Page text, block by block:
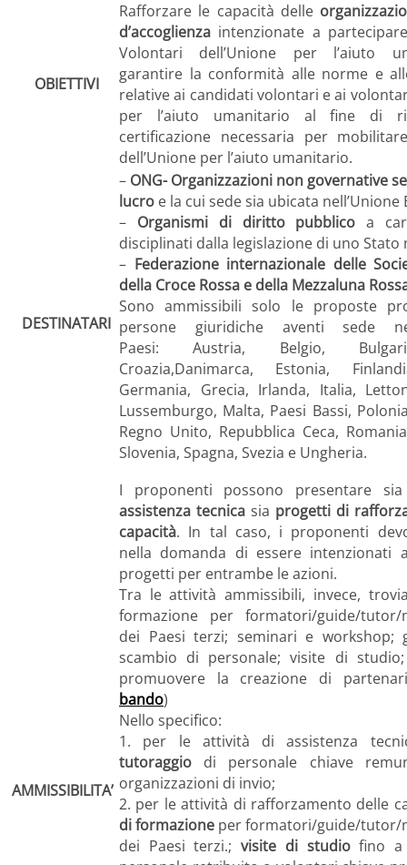
OBIETTIVI
Rafforzare le capacità delle
d’accoglienza intenzionate a
Volontari dell’Unione per l’aiuto
garantire la conformità alle norme e
relative ai candidati volontari e ai
per l’aiuto umanitario al fine di
certificazione necessaria per
dell’Unione per l’aiuto umanitario.
DESTINATARI
– ONG- Organizzazioni non governative
lucro e la cui sede sia ubicata nell’Unione
– Organismi di diritto pubblico a
disciplinati dalla legislazione di uno Stato
– Federazione internazionale delle
della Croce Rossa e della Mezzaluna
Sono ammissibili solo le proposte
persone giuridiche aventi sede
Paesi: Austria, Belgio,
Croazia,Danimarca, Estonia,
Germania, Grecia, Irlanda, Italia,
Lussemburgo, Malta, Paesi Bassi,
Regno Unito, Repubblica Ceca,
Slovenia, Spagna, Svezia e Ungheria.
AMMISSIBILITA’
I proponenti possono presentare
assistenza tecnica sia progetti di
capacità. In tal caso, i proponenti
nella domanda di essere intenzionati
progetti per entrambe le azioni.
Tra le attività ammissibili, invece,
formazione per formatori/guide/tutor/
dei Paesi terzi; seminari e workshop;
scambio di personale; visite di
promuovere la creazione di
bando)
Nello specifico:
1. per le attività di assistenza
tutoraggio di personale chiave
organizzazioni di invio;
2. per le attività di rafforzamento delle
di formazione per formatori/guide/tutor/
dei Paesi terzi.;visite di studiofino a